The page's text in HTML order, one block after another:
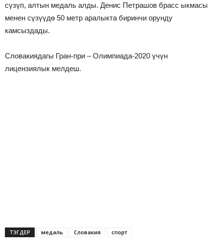
сүзүп, алтын медаль алды. Денис Петрашов брасс ыкмасы
менен сүзүүдө 50 метр аралыкта биринчи орунду
камсыздады.
Словакиядагы Гран-при – Олимпиада-2020 үчүн
лицензиялык мелдеш.
ТЭГДЕР медаль Словакия спорт